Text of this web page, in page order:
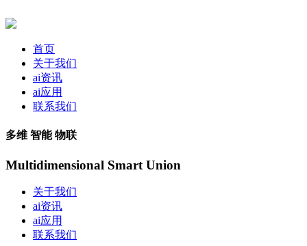
首页
关于我们
ai资讯
ai应用
联系我们
多维 智能 物联
Multidimensional Smart Union
关于我们
ai资讯
ai应用
联系我们